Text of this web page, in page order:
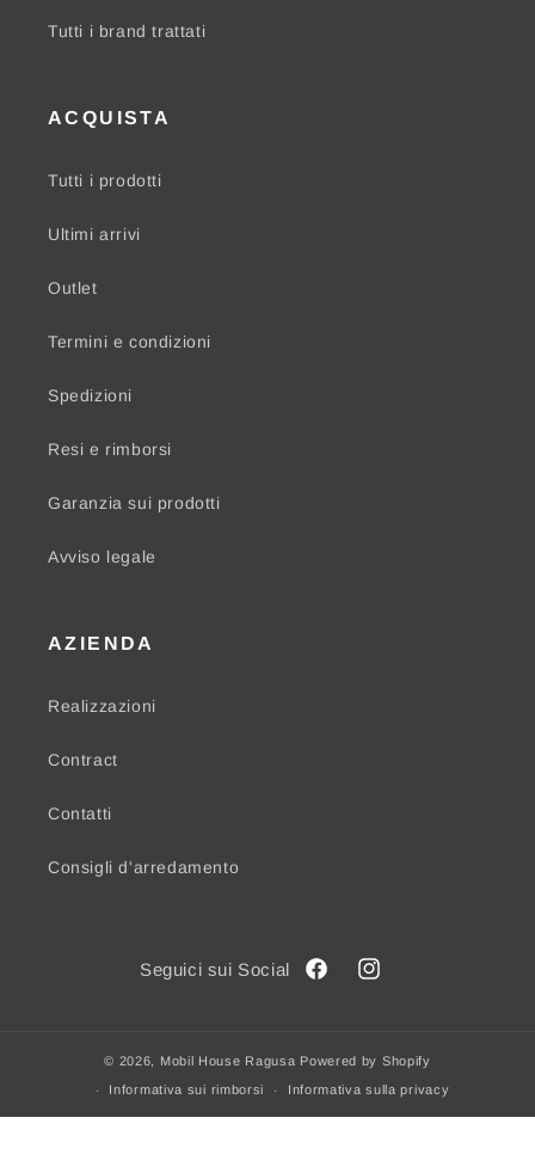
Tutti i brand trattati
ACQUISTA
Tutti i prodotti
Ultimi arrivi
Outlet
Termini e condizioni
Spedizioni
Resi e rimborsi
Garanzia sui prodotti
Avviso legale
AZIENDA
Realizzazioni
Contract
Contatti
Consigli d'arredamento
FacebookInstagram
© 2026, Mobil House Ragusa Powered by Shopify
Informativa sui rimborsi
Informativa sulla privacy